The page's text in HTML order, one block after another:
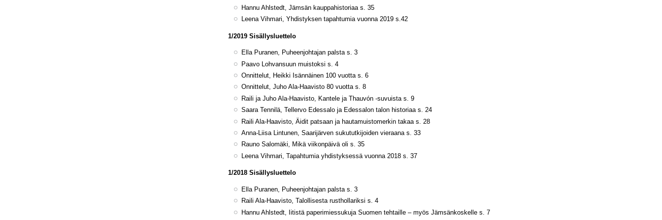
Hannu Ahlstedt, Jämsän kauppahistoriaa s. 35
Leena Vihmari, Yhdistyksen tapahtumia vuonna 2019 s.42
1/2019 Sisällysluettelo
Ella Puranen, Puheenjohtajan palsta s. 3
Paavo Lohvansuun muistoksi s. 4
Onnittelut, Heikki Isännäinen 100 vuotta s. 6
Onnittelut, Juho Ala-Haavisto 80 vuotta s. 8
Raili ja Juho Ala-Haavisto, Kantele ja Thauvón -suvuista s. 9
Saara Tennilä, Tellervo Edessalo ja Edessalon talon historiaa s. 24
Raili Ala-Haavisto, Äidit patsaan ja hautamuistomerkin takaa s. 28
Anna-Liisa Lintunen, Saarijärven sukututkijoiden vieraana s. 33
Rauno Salomäki, Mikä viikonpäivä oli s. 35
Leena Vihmari, Tapahtumia yhdistyksessä vuonna 2018 s. 37
1/2018 Sisällysluettelo
Ella Puranen, Puheenjohtajan palsta s. 3
Raili Ala-Haavisto, Talollisesta rusthollariksi s. 4
Hannu Ahlstedt, Iitistä paperimiessukuja Suomen tehtaille – myös Jämsänkoskelle s. 7